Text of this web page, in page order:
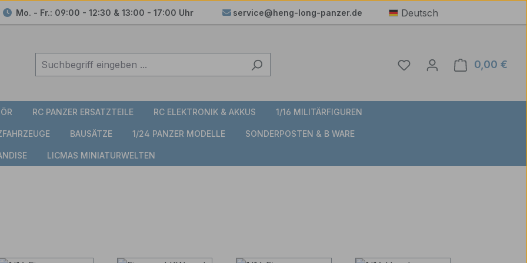
Mo. - Fr.: 09:00 - 12:30 & 13:00 - 17:00 Uhr service@heng-long-panzer.de Deutsch
Du hast 0 Produkte auf
0,00 €
RC PANZER ERSATZTEILE RC ELEKTRONIK & AKKUS 1/16 MILITÄRFIGUREN
BAUSÄTZE 1/24 PANZER MODELLE SONDERPOSTEN & B WARE
LICMAS MINIATURWELTEN